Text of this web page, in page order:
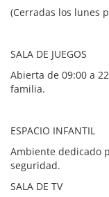
(Cerradas los lunes
SALA DE JUEGOS
Abierta de 09:00 a
familia.
ESPACIO INFANTIL
Ambiente dedicado
seguridad.
SALA DE TV